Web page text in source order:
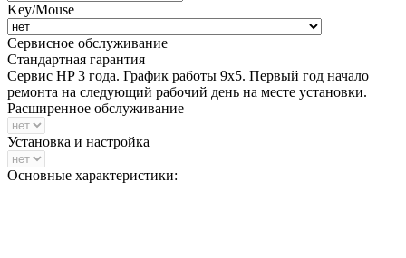
Key/Mouse
Сервисное обслуживание
Стандартная гарантия
Сервис HP 3 года. График работы 9х5. Первый год начало
ремонта на следующий рабочий день на месте установки.
Расширенное обслуживание
Установка и настройка
Основные характеристики: